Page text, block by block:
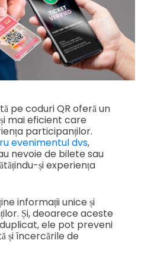
pe coduri QR oferă un
mai eficient care
participanților.
evenimentul dvs,
nevoie de bilete sau
și experiența
informații unice și
Și, deoarece aceste
ele pot preveni
și încercările de